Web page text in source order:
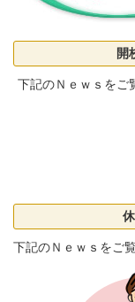
開
下記のＮｅｗｓをご
下記のＮｅｗｓをご